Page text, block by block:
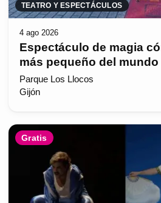
TEATRO Y ESPECTÁCULOS
4 ago 2026
Espectáculo de magia
más pequeño del mundo
Parque Los Llocos
Gijón
Gratis